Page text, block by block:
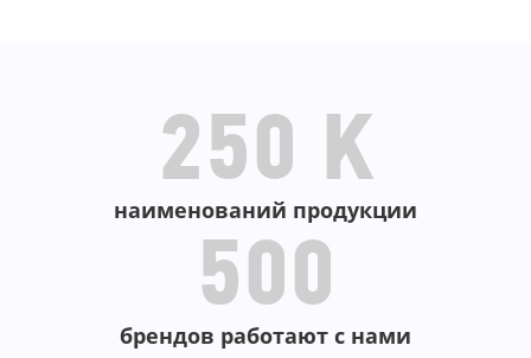
250 K
наименований продукции
500
брендов работают с нами